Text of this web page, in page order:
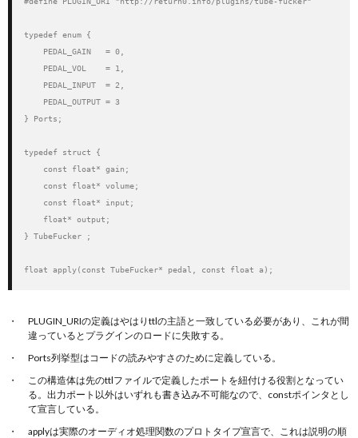
typedef enum {
    PEDAL_GAIN   = 0,
    PEDAL_VOL    = 1,
    PEDAL_INPUT  = 2,
    PEDAL_OUTPUT = 3
} Ports;
typedef struct {
    const float* gain;
    const float* volume;
    const float* input;
    float* output;
} TubeFucker ;
float apply(const TubeFucker* pedal, const float a);
PLUGIN_URIの定義はやはりttlの主語と一致している必要があり、これが間
違っているとプラグインのロードに失敗する。
Ports列挙型はコードの読みやすさのために定義している。
この構造体は先のttlファイルで定義したポートを紐付ける役割となってい
る。出力ポート以外はいずれも書き込み不可能なので、constポインタとし
て宣言している。
applyは実際のオーディオ処理関数のプロトタイプ宣言で、これは説明の順